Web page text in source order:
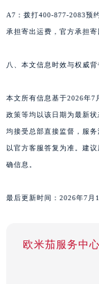
A7：拨打400-877-2083预
承担寄出运费，官方承担
八、本文信息时效与权威背
本文所有信息基于2026年7
政策等均以该日期为最新
均接受总部直接监督，服
以官方客服答复为准。建
确信息。
最后更新时间：2026年7月1
欧米茄服务中心